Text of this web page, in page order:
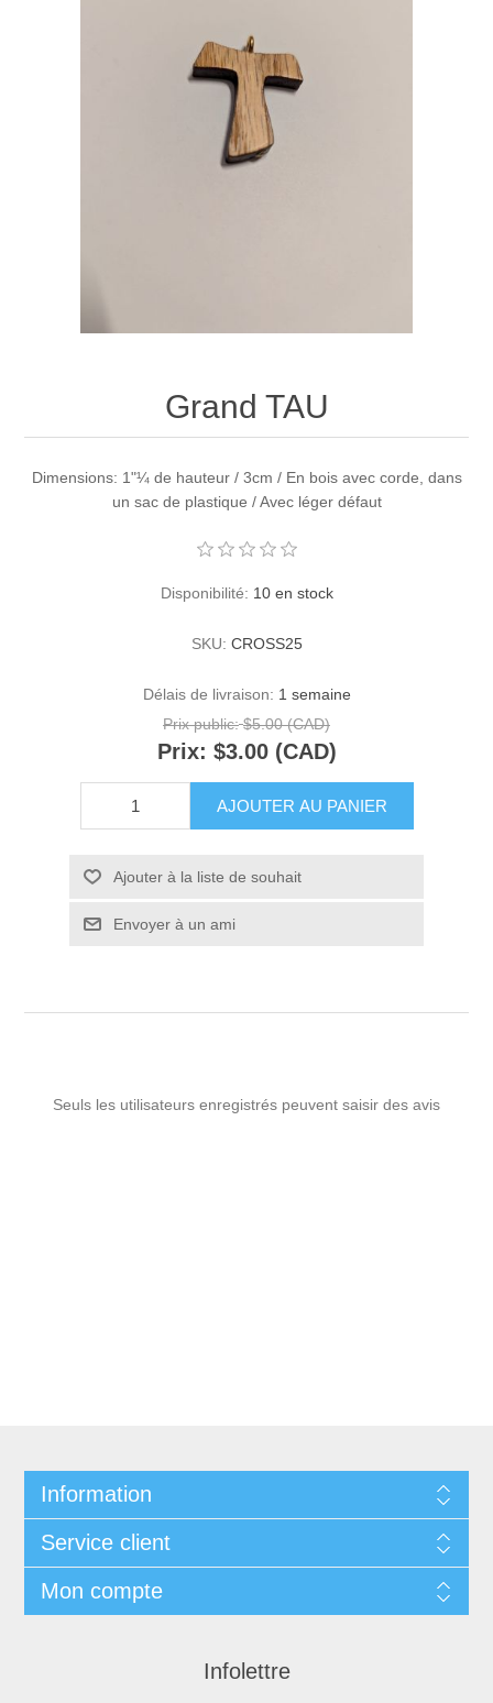
Grand TAU
Dimensions: 1"¼ de hauteur / 3cm / En bois avec corde, dans
un sac de plastique / Avec léger défaut
Disponibilité: 10 en stock
SKU: CROSS25
Délais de livraison: 1 semaine
Prix public: $5.00 (CAD)
Prix: $3.00 (CAD)
AJOUTER AU PANIER
Ajouter à la liste de souhait
Envoyer à un ami
Seuls les utilisateurs enregistrés peuvent saisir des avis
Information
Service client
Mon compte
Infolettre